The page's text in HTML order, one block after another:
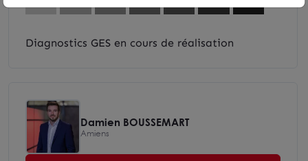
Diagnostics GES en cours de réalisation
Damien BOUSSEMART
Amiens